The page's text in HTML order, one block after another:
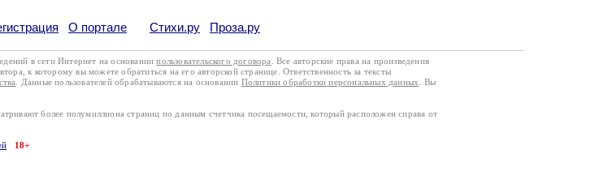
О портале Стихи.ру Проза.ру
в сети Интернет на основаниипользовательского договора
. Все авторские права на произведения
к которому вы можете обратиться на его авторской странице. Ответственность за тексты
. Данные пользователей обрабатываются на основании Политики обработки персональных данных
. Вы
более полумиллиона страниц по данным счетчика посещаемости, который расположен справа от
18+